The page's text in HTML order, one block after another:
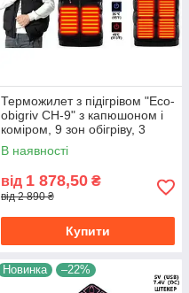
Терможилет з підігрівом "Eco-
obigriv CH-9" з капюшоном і
коміром, 9 зон обігріву, 3
режими регулювання
температури B розмір S
В наявності
від 1 878,50 ₴
від 2 890 ₴
Купити
Новинка –22%